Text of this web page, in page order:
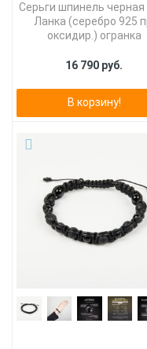
Серьги шпинель
Ланка (серебро 925
оксидир.) огранка
16 790 руб.
В корзину!